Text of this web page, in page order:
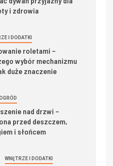
i zdrowia
I DODATKI
roletami –
wybór mechanizmu
duże znaczenie
nad drzwi –
przed deszczem,
i słońcem
WNĘTRZE I DODATKI